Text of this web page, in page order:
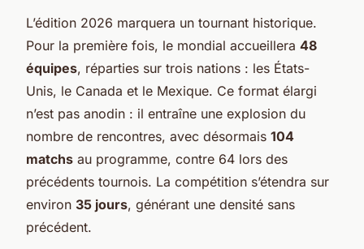
L’édition 2026 marquera un tournant historique.
Pour la première fois, le mondial accueillera 48
équipes, réparties sur trois nations : les États-
Unis, le Canada et le Mexique. Ce format élargi
n’est pas anodin : il entraîne une explosion du
nombre de rencontres, avec désormais 104
matchs au programme, contre 64 lors des
précédents tournois. La compétition s’étendra sur
environ 35 jours, générant une densité sans
précédent.